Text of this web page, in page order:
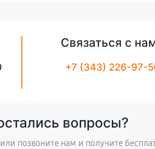
Связаться с
+7 (343) 226-97-
вопросы?
позвоните нам и получите